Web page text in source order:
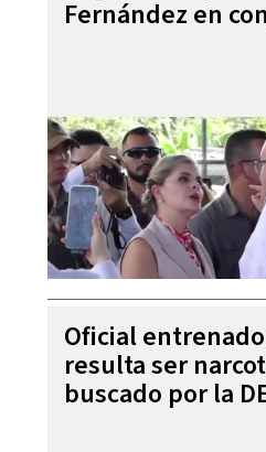
Fernández en
Oficial
resulta ser
buscado por la